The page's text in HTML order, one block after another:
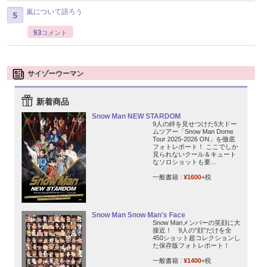
嵐について語ろう
93コメント
サイゾーウーマン
新着商品
Snow Man NEW STARDOM
9人の絆を見せつけた5大ドー
ムツアー「Snow Man Dome
Tour 2025-2026 ON」を徹底
フォトレポート！ ここでしか
見られないクール＆キュート
なソロショットも要...
一般書籍 : ¥1600+税
Snow Man Snow Man's Face
Snow Manメンバーの笑顔に大
接近！ 9人の“顔”だけを全
450ショット超コレクションし
た保存版フォトレポート！
一般書籍 : ¥1400+税